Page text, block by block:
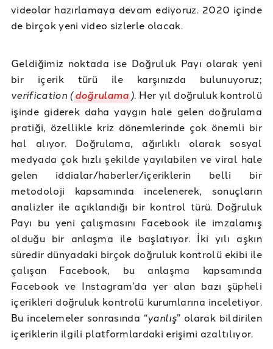
videolar hazırlamaya devam ediyoruz. 2020 içinde
de birçok yeni video sizlerle olacak.
Geldiğimiz noktada ise Doğruluk Payı olarak yeni
bir içerik türü ile karşınızda bulunuyoruz;
verification (doğrulama). Her yıl doğruluk kontrolü
işinde giderek daha yaygın hale gelen doğrulama
pratiği, özellikle kriz dönemlerinde çok önemli bir
hal alıyor. Doğrulama, ağırlıklı olarak sosyal
medyada çok hızlı şekilde yayılabilen ve viral hale
gelen iddialar/haberler/içeriklerin belli bir
metodoloji kapsamında incelenerek, sonuçların
analizler ile açıklandığı bir kontrol türü. Doğruluk
Payı bu yeni çalışmasını Facebook ile imzalamış
olduğu bir anlaşma ile başlatıyor. İki yılı aşkın
süredir dünyadaki birçok doğruluk kontrolü ekibi ile
çalışan Facebook, bu anlaşma kapsamında
Facebook ve Instagram’da yer alan bazı şüpheli
içerikleri doğruluk kontrolü kurumlarına inceletiyor.
Bu incelemeler sonrasında “yanlış” olarak bildirilen
içeriklerin ilgili platformlardaki erişimi azaltılıyor.